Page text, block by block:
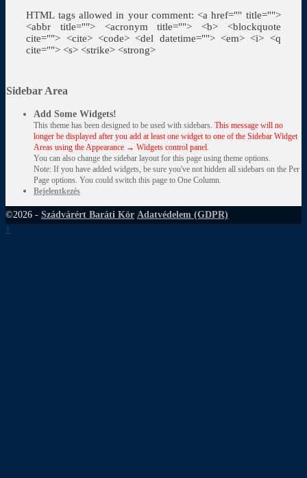
HTML tags allowed in your comment: <a href="" title="">
<abbr title=""> <acronym title=""> <b> <blockquote
cite=""> <cite> <code> <del datetime=""> <em> <i> <q
cite=""> <s> <strike> <strong>
Sidebar Area
Add Some Widgets!
This theme has been designed to be used with sidebars. This message will no
longer be displayed after you add at least one widget to one of the Sidebar Widget
Areas using the Appearance → Widgets control panel.
You can also change the sidebar layout for this page using theme options.
Note: If you have added widgets, be sure you've not hidden all sidebars on the Per
Page options. You could switch this page to One Column.
Bejelentkezés
©2026 - Szádvárért Baráti Kör Adatvédelem (GDPR)
↑